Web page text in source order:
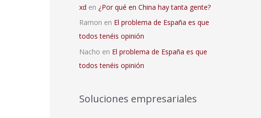
xd en ¿Por qué en China hay tanta gente?
Ramon en El problema de España es que
todos tenéis opinión
Nacho en El problema de España es que
todos tenéis opinión
Soluciones empresariales